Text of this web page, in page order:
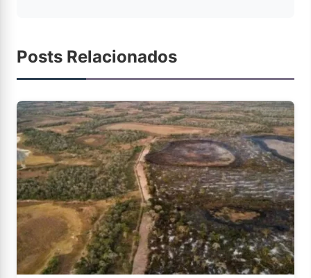
Posts Relacionados